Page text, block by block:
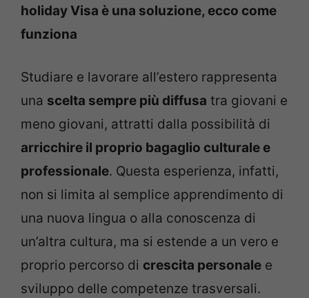
holiday Visa è una soluzione, ecco come
funziona
Studiare e lavorare all’estero rappresenta
una scelta sempre più diffusa tra giovani e
meno giovani, attratti dalla possibilità di
arricchire il proprio bagaglio culturale e
professionale. Questa esperienza, infatti,
non si limita al semplice apprendimento di
una nuova lingua o alla conoscenza di
un’altra cultura, ma si estende a un vero e
proprio percorso di crescita personale e
sviluppo delle competenze trasversali.